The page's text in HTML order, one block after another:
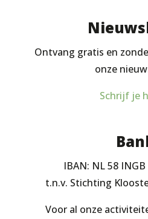
Ontvang gratis en
onze
Schrijf je
IBAN: NL 58
t.n.v. Stichting
Voor al onze